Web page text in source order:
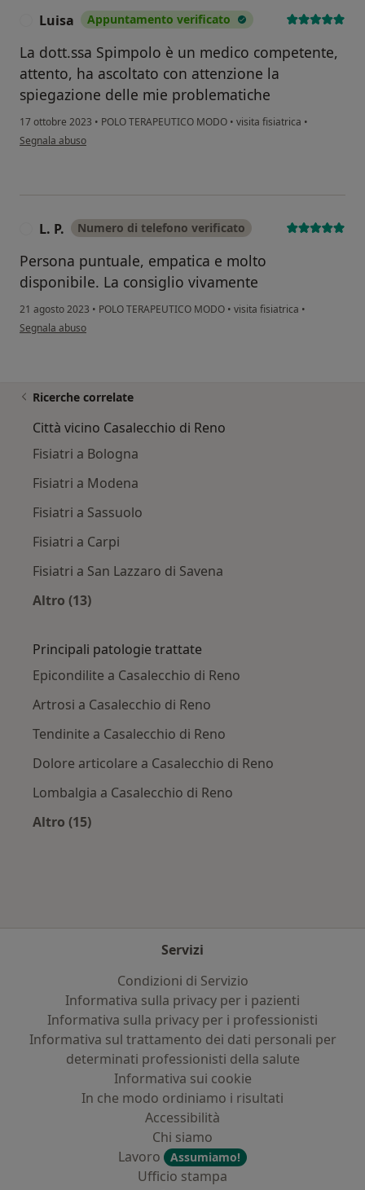
Luisa Appuntamento verificato
La dott.ssa Spimpolo è un medico competente,
attento, ha ascoltato con attenzione la
spiegazione delle mie problematiche
17 ottobre 2023 • POLO TERAPEUTICO MODO • visita fisiatrica •
secondo l'opinione dell'utente Luisa
Segnala abuso
L. P. Numero di telefono verificato
Persona puntuale, empatica e molto
disponibile. La consiglio vivamente
21 agosto 2023 • POLO TERAPEUTICO MODO • visita fisiatrica •
secondo l'opinione dell'utente L. P.
Segnala abuso
Ricerche correlate
Città vicino Casalecchio di Reno
Fisiatri a Bologna
Fisiatri a Modena
Fisiatri a Sassuolo
Fisiatri a Carpi
Fisiatri a San Lazzaro di Savena
Altro (13)
Principali patologie trattate
Epicondilite a Casalecchio di Reno
Artrosi a Casalecchio di Reno
Tendinite a Casalecchio di Reno
Dolore articolare a Casalecchio di Reno
Lombalgia a Casalecchio di Reno
Altro (15)
Servizi
Condizioni di Servizio
Informativa sulla privacy per i pazienti
Informativa sulla privacy per i professionisti
Informativa sul trattamento dei dati personali per
determinati professionisti della salute
Informativa sui cookie
In che modo ordiniamo i risultati
Accessibilità
Chi siamo
Lavoro
Assumiamo!
Ufficio stampa